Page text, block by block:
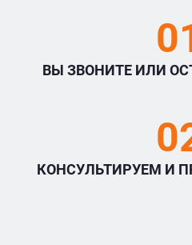
ВЫ ЗВОНИТЕ ИЛИ
КОНСУЛЬТИРУЕМ И